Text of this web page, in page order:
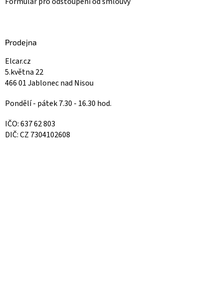
Prodejna
Elcar.cz
5.května 22
466 01 Jablonec nad Nisou
Pondělí - pátek 7.30 - 16.30 hod.
IČO: 637 62 803
DIČ: CZ 7304102608